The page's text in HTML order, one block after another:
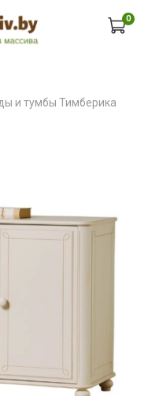
0
и тумбы Тимберика